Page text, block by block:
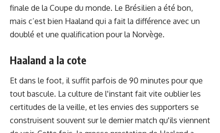
finale de la Coupe du monde. Le Brésilien a été bon,
mais c’est bien Haaland qui a fait la différence avec un
doublé et une qualification pour la Norvège.
Haaland a la cote
Et dans le foot, il suffit parfois de 90 minutes pour que
tout bascule. La culture de l'instant fait vite oublier les
certitudes de la veille, et les envies des supporters se
construisent souvent sur le dernier match qu'ils viennent